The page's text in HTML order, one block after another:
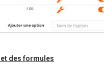
des formules